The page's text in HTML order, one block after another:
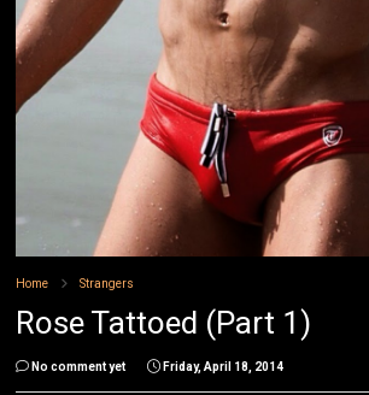
Home Strangers
Rose Tattoed (Part 1)
No comment yet Friday, April 18, 2014